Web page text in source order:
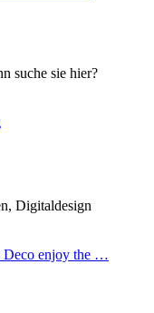
suche sie hier?
Digitaldesign
Deco enjoy the …